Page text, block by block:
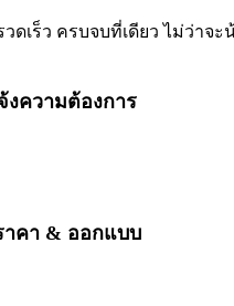
วดเร็ว ครบจบที่เดียว ไม่ว่าจ
ความต้องการ
าคา & ออกแบบ